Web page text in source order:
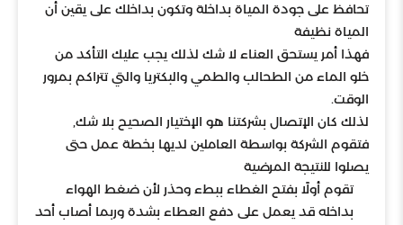
تحافظ على جودة المياة بداخلة وتكون بداخلك على يقين أن
المياة نظيفة
فهذا أمر يستحق العناء لا شك لذلك يجب عليك التأكد من
خلو الماء من الطحالب والطمي والبكتريا والتي تتراكم بمرور
الوقت.
لذلك كان الإتصال بشركتنا هو الإختيار الصحيح بلا شك,
فتقوم الشركة بواسطة العاملين لديها بخطة عمل حتى
يصلوا للنتيجة المرضية
تقوم أولًا بفتح الغطاء ببطء وحذر لأن ضغط الهواء
بداخله قد يعمل على دفع العطاء بشدة وربما أصاب أحد